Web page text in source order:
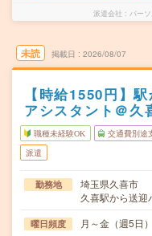
派遣会社 パー
未読 掲載日 2026/08/07
【時給1550円】
アシスタント＠久
職種未経験OK 交通費別途
派遣
勤務地
埼玉県久喜市
久喜駅から送
曜日頻度 月～金（週5日